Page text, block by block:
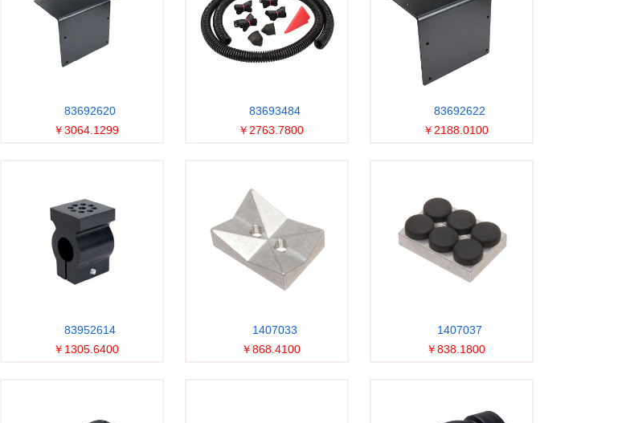
83692620
￥3064.1299
83693484
￥2763.7800
83692622
￥2188.0100
83952614
￥1305.6400
1407033
￥868.4100
1407037
￥838.1800